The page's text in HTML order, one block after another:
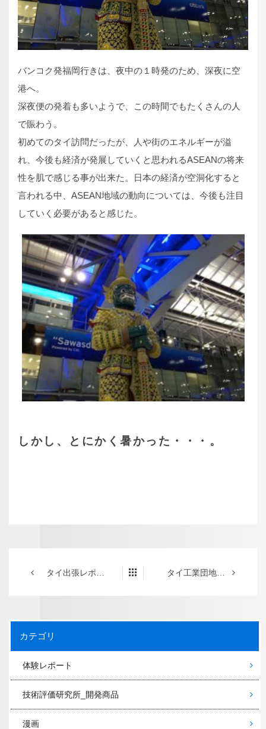
バンコク発福岡行きは、夜中の１時発のため、深夜に空
港へ。
深夜便の発着も多いようで、この時間でもたくさんの人
で賑わう。
初めてのタイ訪問だったが、人や街のエネルギーが溢
れ、今後も経済が発展していくと思われるASEANの将来
性を肌で感じる事が出来た。日本の経済が空洞化すると
言われる中、ASEAN地域の動向については、今後も注目
していく必要があると感じた。
しかし、とにかく暑かった・・・。
タイ出張レポート バンコク編
カテゴリ
体験レポート
技術評価研究所_開発商品
漫画